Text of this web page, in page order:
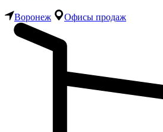
Воронеж Офисы продаж